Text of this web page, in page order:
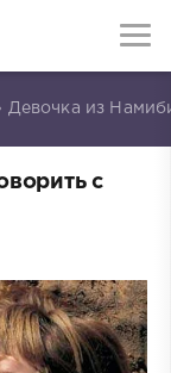
Девочка из
с